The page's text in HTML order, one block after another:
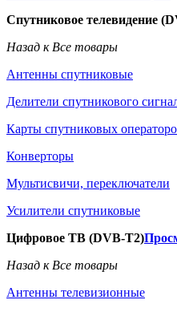
Спутниковое телевидение
Назад к Все товары
Антенны спутниковые
Делители спутникового
Карты спутниковых
Конверторы
Мультисвичи, переключатели
Усилители спутниковые
Цифровое ТВ (DVB-T2)
Назад к Все товары
Антенны телевизионные